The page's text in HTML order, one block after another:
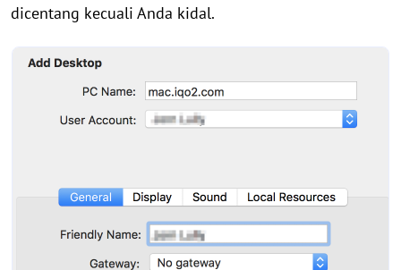
dicentang kecuali Anda kidal.